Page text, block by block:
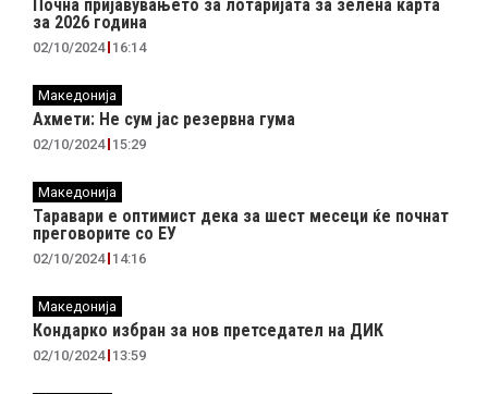
Почна пријавувањето за лотаријата за зелена карта
за 2026 година
02/10/2024 16:14
Македонија
Ахмети: Не сум јас резервна гума
02/10/2024 15:29
Македонија
Таравари e oптимист дека за шест месеци ќе почнат
преговорите со ЕУ
02/10/2024 14:16
Македонија
Кондарко избран за нов претседател на ДИК
02/10/2024 13:59